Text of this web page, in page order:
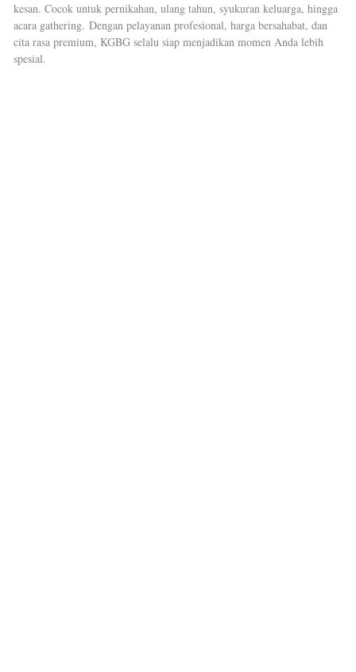
kesan. Cocok untuk pernikahan, ulang tahun, syukuran keluarga, hingga
acara gathering. Dengan pelayanan profesional, harga bersahabat, dan
cita rasa premium, KGBG selalu siap menjadikan momen Anda lebih
spesial.